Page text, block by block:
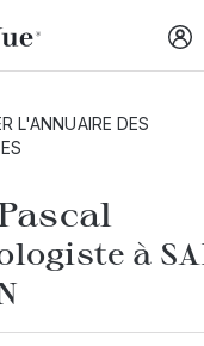
ophtalmologistes
L'ANNUAIRE DES
à